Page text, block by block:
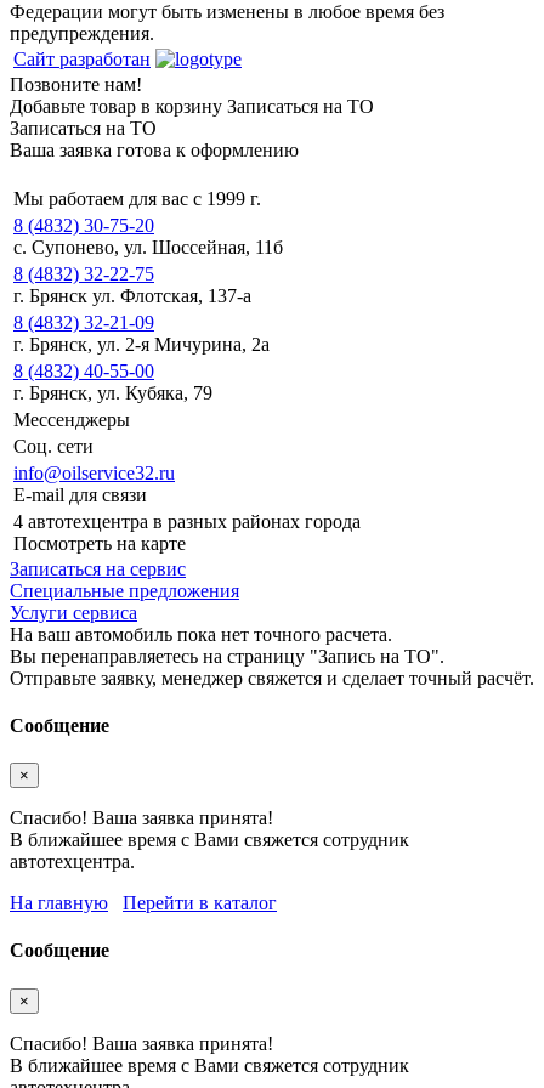
Федерации могут быть изменены в любое время без
предупреждения.
Сайт разработан
Позвоните нам!
Добавьте товар в корзину Записаться на ТО
Записаться на ТО
Ваша заявка готова к оформлению
Мы работаем для вас с 1999 г.
8 (4832) 30-75-20
с. Супонево, ул. Шоссейная, 11б
8 (4832) 32-22-75
г. Брянск ул. Флотская, 137-а
8 (4832) 32-21-09
г. Брянск, ул. 2-я Мичурина, 2а
8 (4832) 40-55-00
г. Брянск, ул. Кубяка, 79
Мессенджеры
Соц. сети
info@oilservice32.ru
E-mail для связи
4 автотехцентра в разных районах города
Посмотреть на карте
Записаться на сервис
Специальные предложения
Услуги сервиса
На ваш автомобиль пока нет точного расчета.
Вы перенаправляетесь на страницу "Запись на ТО".
Отправьте заявку, менеджер свяжется и сделает точный расчёт.
Сообщение
×
Спасибо! Ваша заявка принята!
В ближайшее время с Вами свяжется сотрудник
автотехцентра.
На главную
Перейти в каталог
Сообщение
×
Спасибо! Ваша заявка принята!
В ближайшее время с Вами свяжется сотрудник